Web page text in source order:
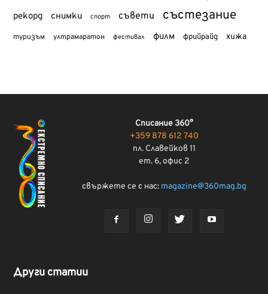
рекорд снимки спорт съвети състезание
туризъм ултрамаратон фестивал филм фрийрайд хижа
Списание 360°
+359 878 612 740
пл. Славейков 11
ет. 6, офис 2
свържете се с нас: magazine@360mag.bg
Други статии